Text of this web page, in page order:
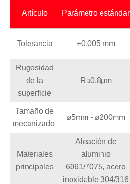
Artículo Parámetro estándar
Tolerancia ±0,005 mm
Rugosidad
de la
superficie
Ra0.8μm
Tamaño de
mecanizado
ø5mm - ø200mm
Materiales
principales
Aleación de
aluminio
6061/7075, acero
inoxidable 304/316